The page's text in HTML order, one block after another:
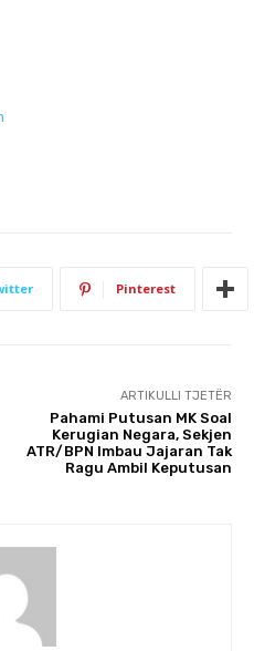
Pinterest
ARTIKULLI TJETËR
Pahami Putusan MK Soal
Kerugian Negara, Sekjen
ATR/BPN Imbau Jajaran Tak
Ragu Ambil Keputusan